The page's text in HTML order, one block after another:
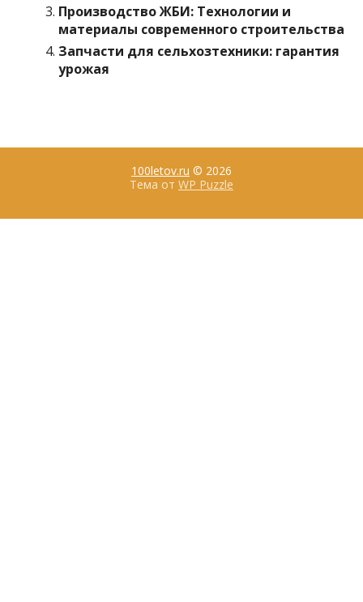
Производство ЖБИ: Технологии и
материалы современного строительства
Запчасти для сельхозтехники: гарантия
урожая
100letov.ru © 2026
Тема от WP Puzzle